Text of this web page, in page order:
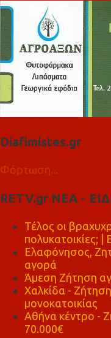
Diafimistes.gr
Φόρτωση...
RETV.gr ΝΕΑ -
Τέλος οι
πολυκατοικίες;
Ελαφόνησος,
αγορά
Άμεση Ζήτηση
Χαλκίδα -
μονοκατοικίας
Αθήνα κέντρο -
70.000€